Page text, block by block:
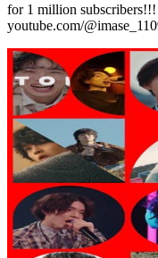
for 1 million
youtube.com/